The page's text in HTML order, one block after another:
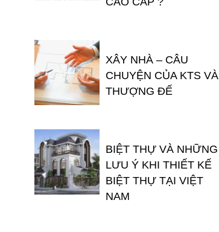
XÂY NHÀ – CÂU
CHUYỆN CỦA KTS VÀ
THƯỢNG ĐẾ
BIỆT THỰ VÀ NHỮNG
LƯU Ý KHI THIẾT KẾ
BIỆT THỰ TẠI VIỆT
NAM